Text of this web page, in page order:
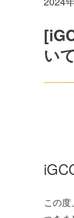
いて
この